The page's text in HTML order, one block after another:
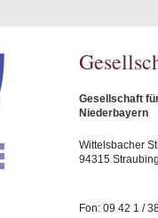
Gesellschaft
Niederbayern
Wittelsbacher
94315
Fon: 09 42 1 /